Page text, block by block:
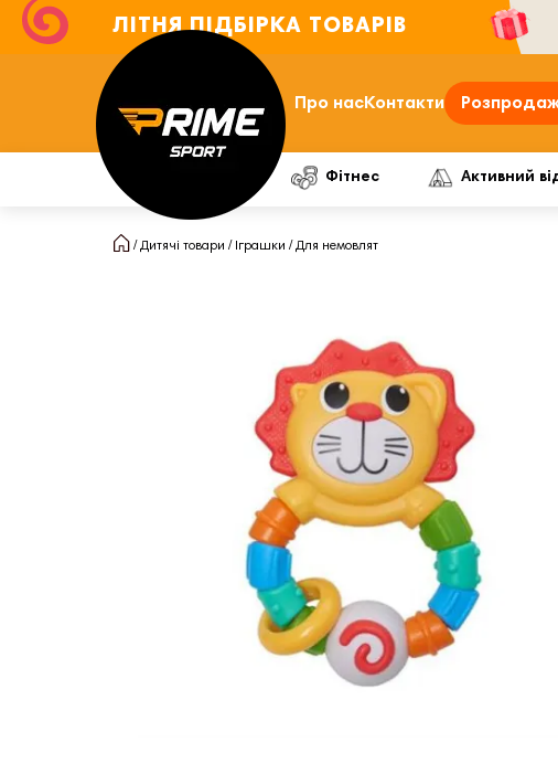
ЛІТНЯ ПІДБІРКА ТОВАРІВ
Про насКонтакти
Фітнес Активний
Дитячі товари Іграшки Для немовлят